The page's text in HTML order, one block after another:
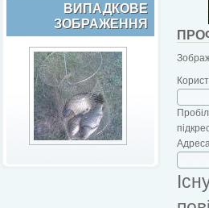
ВИПАДКОВЕ
ЗОБРАЖЕННЯ